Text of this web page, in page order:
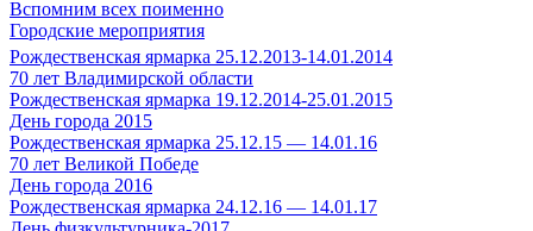
Вспомним всех поименно
Городские мероприятия
Рождественская ярмарка 25.12.2013-14.01.2014
70 лет Владимирской области
Рождественская ярмарка 19.12.2014-25.01.2015
День города 2015
Рождественская ярмарка 25.12.15 — 14.01.16
70 лет Великой Победе
День города 2016
Рождественская ярмарка 24.12.16 — 14.01.17